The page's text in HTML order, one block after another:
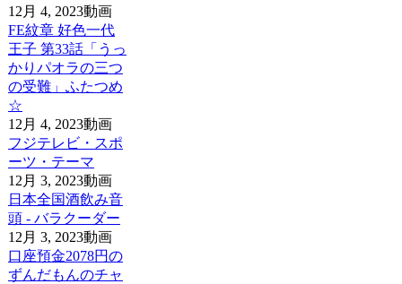
12月 4, 2023動画
FE紋章 好色一代
王子 第33話「うっ
かりパオラの三つ
の受難」ふたつめ
☆
12月 4, 2023動画
フジテレビ・スポ
ーツ・テーマ
12月 3, 2023動画
日本全国酒飲み音
頭 - バラクーダー
12月 3, 2023動画
口座預金2078円の
ずんだもんのチャ